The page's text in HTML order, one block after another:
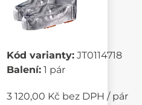
Kód varianty: JT0114718
Balení: 1 pár
3 120,00 Kč bez DPH / pár